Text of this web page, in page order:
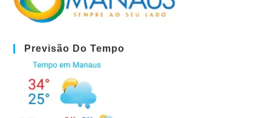
Previsão Do Tempo